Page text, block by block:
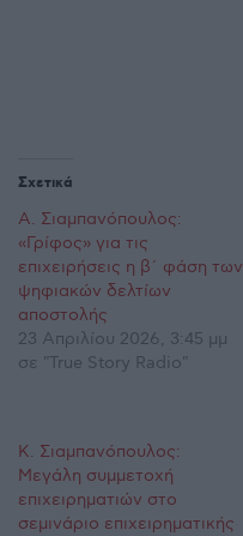
Σχετικά
Α. Σιαμπανόπουλος:
«Γρίφος» για τις
επιχειρήσεις η β΄ φάση των
ψηφιακών δελτίων
αποστολής
23 Απριλίου 2026, 3:45 μμ
σε "True Story Radio"
Κ. Σιαμπανόπουλος:
Μεγάλη συμμετοχή
επιχειρηματιών στο
σεμινάριο επιχειρηματικής